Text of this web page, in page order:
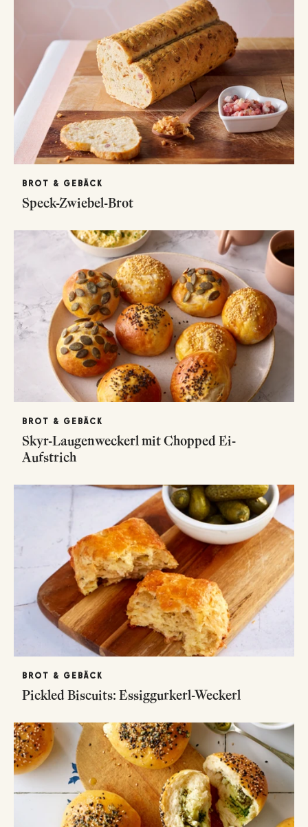
BROT & GEBÄCK
Speck-Zwiebel-Brot
BROT & GEBÄCK
Skyr-Laugenweckerl mit Chopped Ei-
Aufstrich
BROT & GEBÄCK
Pickled Biscuits: Essiggurkerl-Weckerl